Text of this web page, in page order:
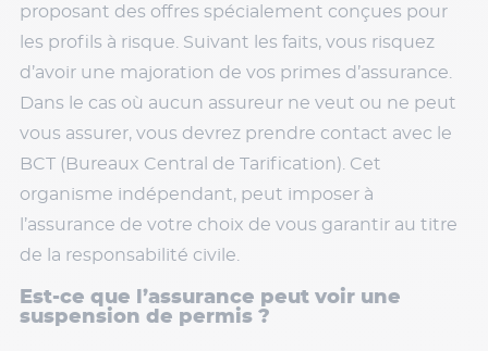
proposant des offres spécialement conçues pour
les profils à risque. Suivant les faits, vous risquez
d’avoir une majoration de vos primes d’assurance.
Dans le cas où aucun assureur ne veut ou ne peut
vous assurer, vous devrez prendre contact avec le
BCT (Bureaux Central de Tarification). Cet
organisme indépendant, peut imposer à
l’assurance de votre choix de vous garantir au titre
de la responsabilité civile.
Est-ce que l’assurance peut voir une
suspension de permis ?